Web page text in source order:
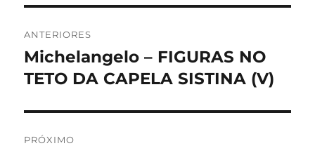
de
Post
ANTERIORES
Post
anterior:
Michelangelo – FIGURAS NO
TETO DA CAPELA SISTINA (V)
PRÓXIMO